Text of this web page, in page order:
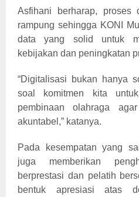
Asfihani berharap, proses
rampung sehingga KONI
data yang solid untuk
kebijakan dan peningkatan
“Digitalisasi bukan hanya
soal komitmen kita
pembinaan olahraga
akuntabel,” katanya.
Pada kesempatan yang
juga memberikan
berprestasi dan pelatih
bentuk apresiasi atas